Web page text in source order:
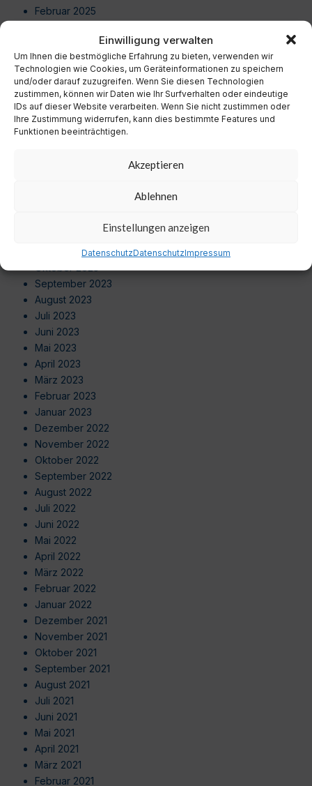
Einwilligung verwalten
Um Ihnen die bestmögliche Erfahrung zu bieten, verwenden wir
Technologien wie Cookies, um Geräteinformationen zu speichern
und/oder darauf zuzugreifen. Wenn Sie diesen Technologien
zustimmen, können wir Daten wie Ihr Surfverhalten oder eindeutige
IDs auf dieser Website verarbeiten. Wenn Sie nicht zustimmen oder
Ihre Zustimmung widerrufen, kann dies bestimmte Features und
Funktionen beeinträchtigen.
Akzeptieren
Ablehnen
Einstellungen anzeigen
DatenschutzDatenschutzImpressum
Februar 2025
Dezember 2024
November 2024
Oktober 2024
September 2024
August 2024
Juli 2024
Dezember 2023
November 2023
Oktober 2023
September 2023
August 2023
Juli 2023
Juni 2023
Mai 2023
April 2023
März 2023
Februar 2023
Januar 2023
Dezember 2022
November 2022
Oktober 2022
September 2022
August 2022
Juli 2022
Juni 2022
Mai 2022
April 2022
März 2022
Februar 2022
Januar 2022
Dezember 2021
November 2021
Oktober 2021
September 2021
August 2021
Juli 2021
Juni 2021
Mai 2021
April 2021
März 2021
Februar 2021